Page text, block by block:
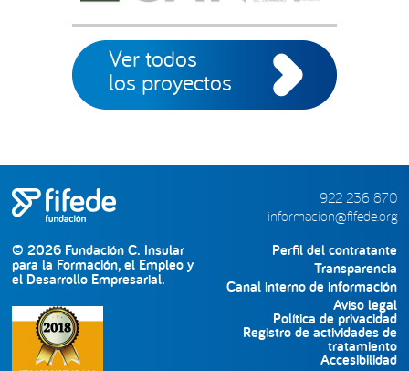
Ver todos
los proyectos
© 2026 Fundación C. Insular
para la Formación, el Empleo y
el Desarrollo Empresarial.
922 236 870
informacion@fifede.org
Perfil del contratante
Transparencia
Canal interno de información
Aviso legal
Política de privacidad
Registro de actividades de
tratamiento
Accesibilidad